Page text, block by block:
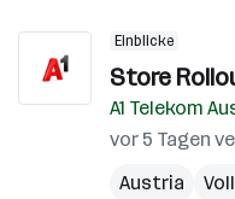
Einblicke
Store
A1 Telekom
vor 5 Tagen
Austria